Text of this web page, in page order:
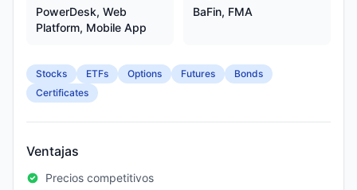
PowerDesk, Web
Platform, Mobile App
BaFin, FMA
Stocks ETFs Options Futures
Bonds
Certificates
Ventajas
Precios competitivos